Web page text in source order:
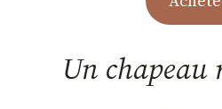
Un chapeau